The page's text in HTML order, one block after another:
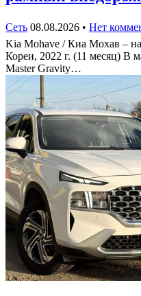
Сеть 08.08.2026 • Нет
Kia Mohave / Киа Мохав –
Кореи, 2022 г. (11 месяц) В
Master Gravity…